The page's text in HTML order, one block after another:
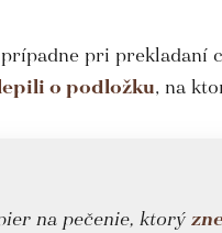
pri prekladaní
o podložku, na
na pečenie, ktorý